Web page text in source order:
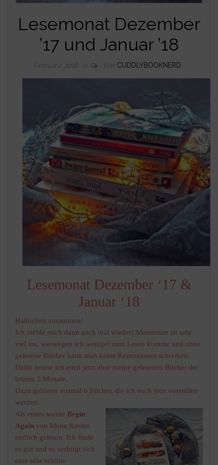
Lesemonat Dezember
’17 und Januar ’18
Februar 2, 2018 0 Von CUDDLYBOOKNERD
Lesemonat Dezember ‘17 &
Januar ‘18
Hallöchen zusammen!
Ich melde mich dann auch mal wieder! Momentan ist sehr
viel los, weswegen ich weniger zum Lesen komme und ohne
gelesene Bücher kann man keine Rezensionen schreiben.
Dafür nenne ich euch jetzt aber meine gelesenen Bücher der
letzten 2 Monate.
Dazu gehören erstmal 6 Bücher, die ich euch jetzt vorstellen
werden.
Als erstes wurde Begin
Again von Mona Kasten
endlich gelesen. Ich finde
es gut und es verbirgt sich
eine sehr schöne